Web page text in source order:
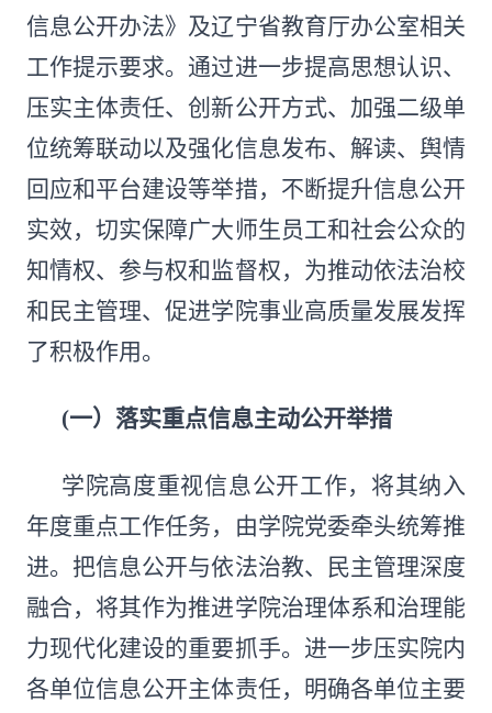
信息公开办法》及辽宁省教育厅办公室相关
工作提示要求。通过进一步提高思想认识、
压实主体责任、创新公开方式、加强二级单
位统筹联动以及强化信息发布、解读、舆情
回应和平台建设等举措，不断提升信息公开
实效，切实保障广大师生员工和社会公众的
知情权、参与权和监督权，为推动依法治校
和民主管理、促进学院事业高质量发展发挥
了积极作用。
(一）落实重点信息主动公开举措
学院高度重视信息公开工作，将其纳入
年度重点工作任务，由学院党委牵头统筹推
进。把信息公开与依法治教、民主管理深度
融合，将其作为推进学院治理体系和治理能
力现代化建设的重要抓手。进一步压实院内
各单位信息公开主体责任，明确各单位主要